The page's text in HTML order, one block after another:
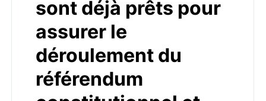
sont déjà prêts pour
assurer le
déroulement du
référendum